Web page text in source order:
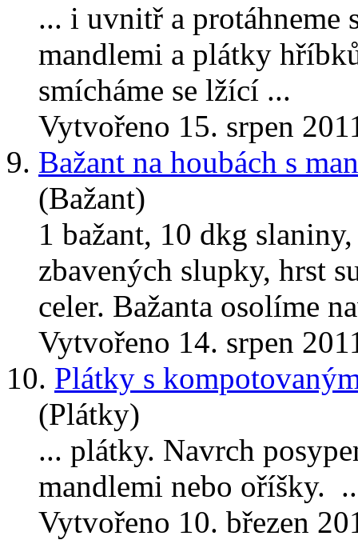
... i uvnitř a
mandlemi a plátky
smícháme se lžící ...
Vytvořeno 15. srpen
9. Bažant na houbách s
(Bažant)
1 bažant, 10 dkg
zbavených slupky, hrst
celer. Bažanta osolíme
Vytvořeno 14. srpen
10. Plátky s
(Plátky)
... plátky. Navrch
mandlemi nebo oříšky.
Vytvořeno 10. březen